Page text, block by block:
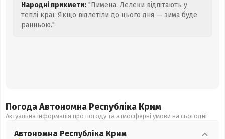
Народні прикмети: "Пимена. Лелеки відлітають у
теплі краї. Якщо відлетіли до цього дня — зима буде
ранньою."
Погода Автономна Республіка Крим
Актуальна інформація про погоду та атмосферні умови на сьогодні
Автономна Республіка Крим